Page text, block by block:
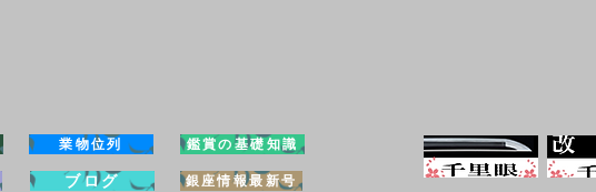
業物位列 鑑賞の基礎知識
ブログ 銀座情報最新号